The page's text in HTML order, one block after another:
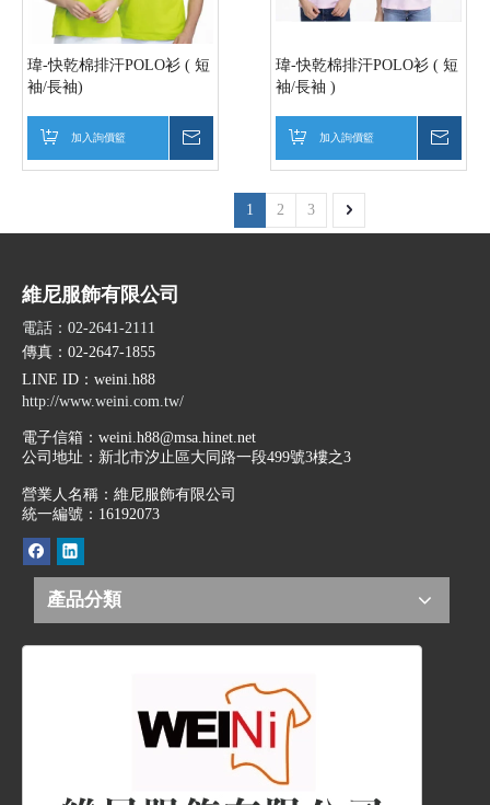
瑋-快乾棉排汗POLO衫 ( 短
袖/長袖)
加入詢價籃
瑋-快乾棉排汗POLO衫 ( 短
袖/長袖 )
加入詢價籃
1 2 3
維尼服飾有限公司
電話：02-2641-2111
傳真：02-2647-1855
LINE ID ：weini.h88
http://www.weini.com.tw/
電子信箱： weini.h88@msa.hinet.net
公司地址： 新北市汐止區大同路一段499號3樓之3
營業人名稱：維尼服飾有限公司
統一編號：16192073
產品分類